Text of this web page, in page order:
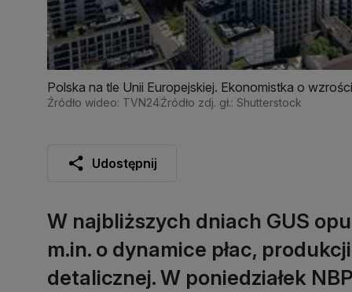
Polska na tle Unii Europejskiej. Ekonomistka o
Źródło wideo: TVN24Źródło zdj. gł.: Shutterstock
Udostępnij
W najbliższych dniach GUS
m.in. o dynamice płac,
detalicznej. W poniedziałek